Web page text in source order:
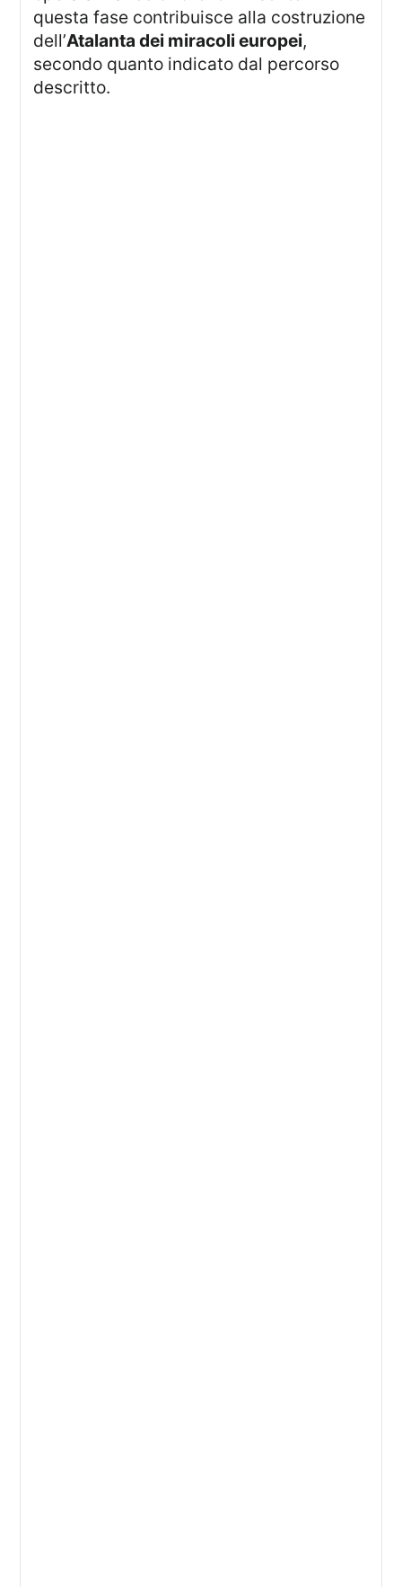
questa fase contribuisce alla costruzione
dell’Atalanta dei miracoli europei,
secondo quanto indicato dal percorso
descritto.